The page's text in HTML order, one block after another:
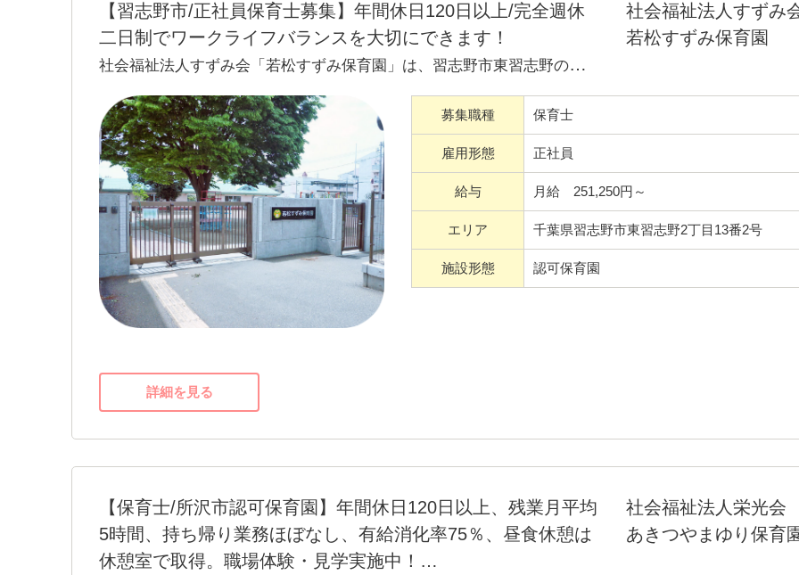
【習志野市/正社員保育士募集】年間休日120日以上/完全週休
二日制でワークライフバランスを大切にできます！
社会福祉法人すずみ会「若松すずみ保育園」は、習志野市東習志野の定員
150名の保育園です。
昭和28年に開園し、地域に根付き共に成長してきました。
様々な体験を通じて、子どもたちのこころを明るく豊かに育てる保育を目
指しています。
完全週休2日制で、4週に1回の土曜出勤は平日に振替休日があります。休
憩も60分、しっかりとることができます。オンオフを切り替えて無理な
く働くことが出来る環境です◎
未経験・ブランクが有る方もフォローしますので安心してご応募くださ
みなさまのご応募、お待ちしております！
社会福祉法人すず
若松すずみ保育園
募集職種 保育士
雇用形態 正社員
給与 月給 251,250円～
エリア 千葉県習志野市東習志野2丁目13番2号
施設形態 認可保育園
詳細を見る
【保育士/所沢市認可保育園】年間休日120日以上、残業月平均
5時間、持ち帰り業務ほぼなし、有給消化率75％、昼食休憩は
休憩室で取得。職場体験・見学実施中！
社会福祉法人栄光会
あきつやまゆり保育